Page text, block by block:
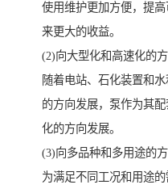
使用维护更加方便，提
来更大的收益。
(2)向大型化和高速化的
随着电站、石化装置和
的方向发展，泵作为其
化的方向发展。
(3)向多品种和多用途的
为满足不同工况和用途